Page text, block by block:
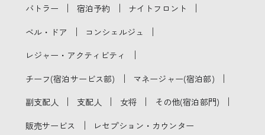
バトラー ｜ 宿泊予約 ｜ ナイトフロント ｜
ベル・ドア ｜ コンシェルジュ ｜
レジャー・アクティビティ ｜
チーフ(宿泊サービス部) ｜ マネージャー(宿泊部) ｜
副支配人 ｜ 支配人 ｜ 女将 ｜ その他(宿泊部門) ｜
販売サービス ｜ レセプション・カウンター